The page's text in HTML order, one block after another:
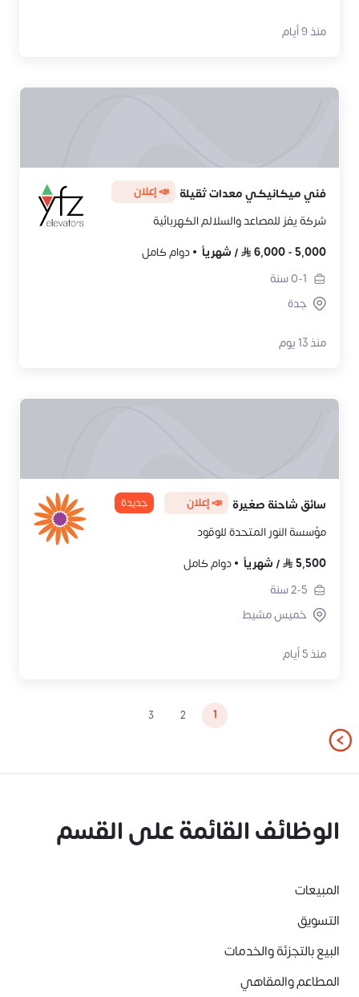
منذ 9 أيام
فني ميكانيكي معدات ثقيلة 📣 إعلان
شركة يفز للمصاعد والسلالم الكهربائية
5,000
-
6,000
/ شهرياً
دوام كامل
0-1سنة
جدة
منذ 13 يوم
سائق شاحنة صغيرة 📣 إعلان جديدة
مؤسسة النور المتحدة للوقود
5,500
/ شهرياً
دوام كامل
2-5سنة
خميس مشيط
منذ 5 أيام
1
2
3
الوظائف القائمة على القسم
المبيعات
التسويق
البيع بالتجزئة والخدمات
المطاعم والمقاهي